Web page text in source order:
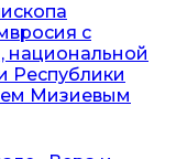
с
национальной
Республики
Мизиевым